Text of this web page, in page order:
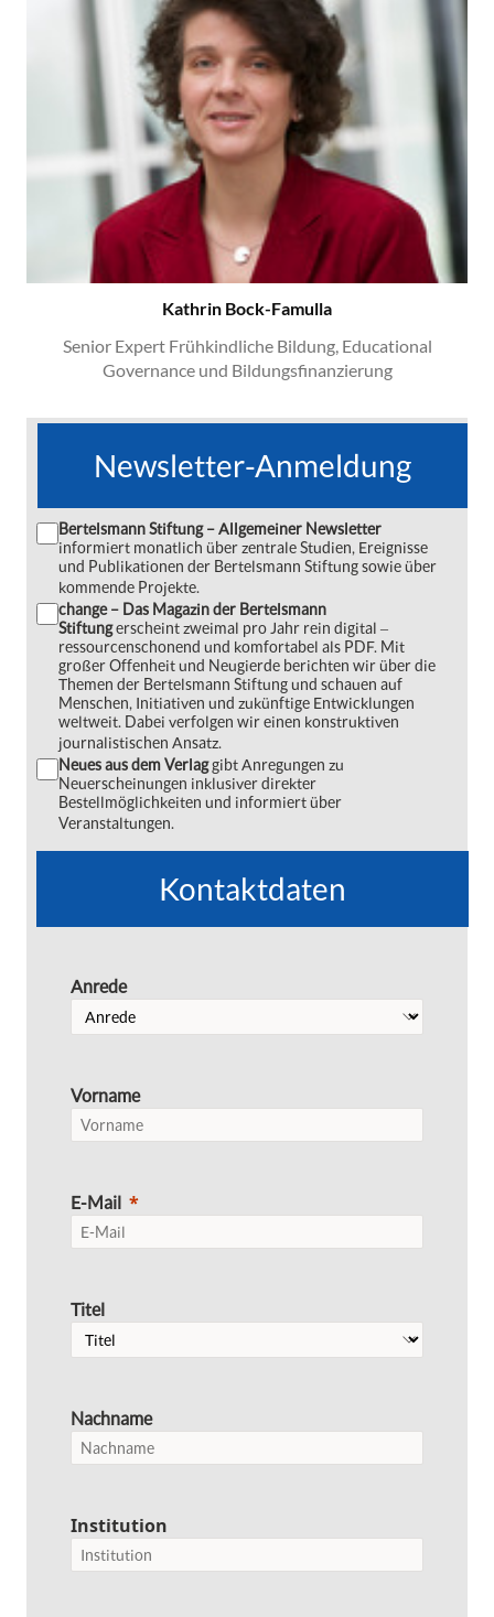
Kathrin Bock-Famulla
Senior Expert Frühkindliche Bildung, Educational
Governance und Bildungsfinanzierung
Newsletter-Anmeldung
Bertelsmann Stiftung – Allgemeiner Newsletter
informiert monatlich über zentrale Studien, Ereignisse
und Publikationen der Bertelsmann Stiftung sowie über
kommende Projekte.
change – Das Magazin der Bertelsmann
Stiftungerscheint zweimal pro Jahr rein digital ‒
ressourcenschonend und komfortabel als PDF. Mit
großer Offenheit und Neugierde berichten wir über die
Themen der Bertelsmann Stiftung und schauen auf
Menschen, Initiativen und zukünftige Entwicklungen
weltweit. Dabei verfolgen wir einen konstruktiven
journalistischen Ansatz.
Neues aus dem Verlaggibt Anregungen zu
Neuerscheinungen inklusiver direkter
Bestellmöglichkeiten und informiert über
Veranstaltungen.
Kontaktdaten
Anrede
Vorname
E-Mail
Titel
Nachname
Institution